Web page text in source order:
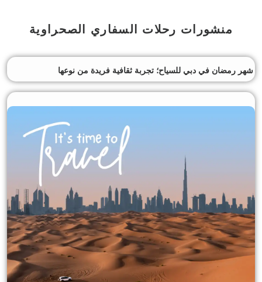
منشورات رحلات السفاري الصحراوية
شهر رمضان في دبي للسياح؛ تجربة ثقافية فريدة من نوعها